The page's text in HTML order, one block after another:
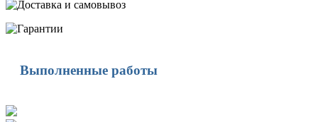
Выполненные работы